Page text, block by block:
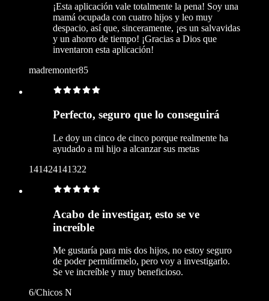
¡Esta aplicación vale totalmente la pena! Soy una
mamá ocupada con cuatro hijos y leo muy
despacio, así que, sinceramente, ¡es un salvavidas
y un ahorro de tiempo! ¡Gracias a Dios que
inventaron esta aplicación!
madremonter85
Perfecto, seguro que lo conseguirá
Le doy un cinco de cinco porque realmente ha
ayudado a mi hijo a alcanzar sus metas
141424141322
Acabo de investigar, esto se ve
increíble
Me gustaría para mis dos hijos, no estoy seguro
de poder permitírmelo, pero voy a investigarlo.
Se ve increíble y muy beneficioso.
6/Chicos N